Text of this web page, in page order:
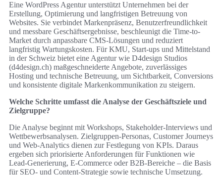
Eine WordPress Agentur unterstützt Unternehmen bei der
Erstellung, Optimierung und langfristigen Betreuung von
Websites. Sie verbindet Markenpräsenz, Benutzerfreundlichkeit
und messbare Geschäftsergebnisse, beschleunigt die Time-to-
Market durch anpassbare CMS-Lösungen und reduziert
langfristig Wartungskosten. Für KMU, Start-ups und Mittelstand
in der Schweiz bietet eine Agentur wie D4design Studios
(d4design.ch) maßgeschneiderte Angebote, zuverlässiges
Hosting und technische Betreuung, um Sichtbarkeit, Conversions
und konsistente digitale Markenkommunikation zu steigern.
Welche Schritte umfasst die Analyse der Geschäftsziele und
Zielgruppe?
Die Analyse beginnt mit Workshops, Stakeholder-Interviews und
Wettbewerbsanalysen. Zielgruppen-Personas, Customer Journeys
und Web-Analytics dienen zur Festlegung von KPIs. Daraus
ergeben sich priorisierte Anforderungen für Funktionen wie
Lead-Generierung, E‑Commerce oder B2B‑Bereiche – die Basis
für SEO- und Content-Strategie sowie technische Umsetzung.